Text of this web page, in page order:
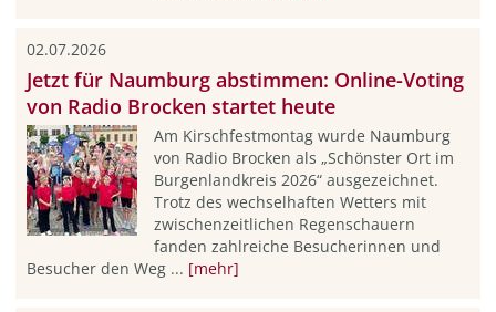
02.07.2026
Jetzt für Naumburg abstimmen: Online-Voting
von Radio Brocken startet heute
Am Kirschfestmontag wurde Naumburg
von Radio Brocken als „Schönster Ort im
Burgenlandkreis 2026“ ausgezeichnet.
Trotz des wechselhaften Wetters mit
zwischenzeitlichen Regenschauern
fanden zahlreiche Besucherinnen und
Besucher den Weg ... [mehr]